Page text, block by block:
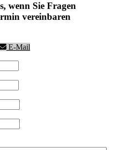
wenn Sie Fragen
vereinbaren
E-Mail